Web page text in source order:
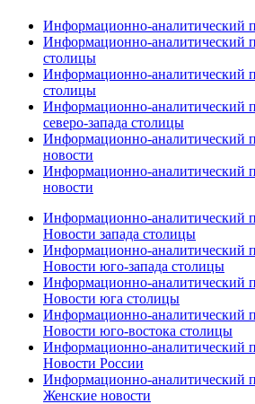
Информационно-аналитический
Информационно-аналитический
столицы
Информационно-аналитический
столицы
Информационно-аналитический
северо-запада столицы
Информационно-аналитический
новости
Информационно-аналитический
новости
Информационно-аналитический
Новости запада столицы
Информационно-аналитический
Новости юго-запада столицы
Информационно-аналитический
Новости юга столицы
Информационно-аналитический
Новости юго-востока столицы
Информационно-аналитический
Новости России
Информационно-аналитический
Женские новости